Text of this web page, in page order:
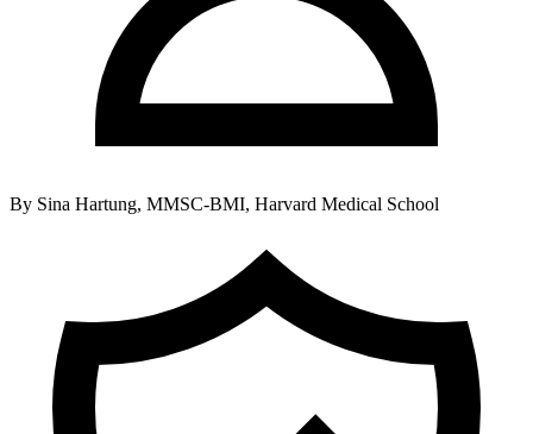
By Sina Hartung, MMSC-BMI, Harvard Medical School